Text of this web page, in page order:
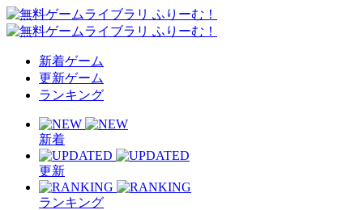
新着ゲーム
更新ゲーム
ランキング
新着
更新
ランキング